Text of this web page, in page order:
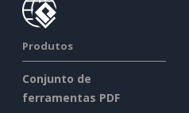
Produtos
Conjunto de
ferramentas PDF